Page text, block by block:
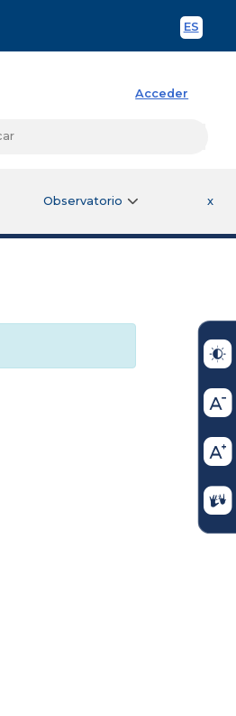
ES
Acceder
Observatorio x